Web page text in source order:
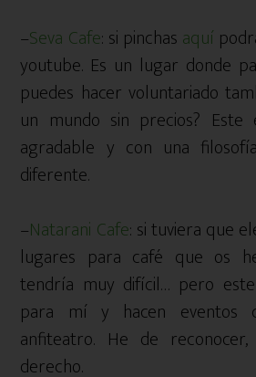
–Seva Cafe: si pinchas aquí
youtube. Es un lugar donde
puedes hacer voluntariado
un mundo sin precios?
agradable y con una
diferente.
–Natarani Cafe: si tuviera que
lugares para café que os
tendría muy difícil… pero
para mí y hacen eventos
anfiteatro. He de
derecho.